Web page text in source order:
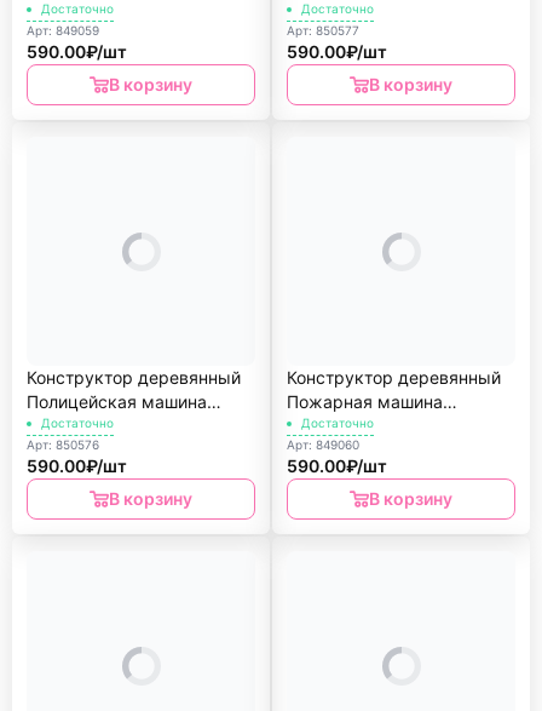
Достаточно
Арт: 849059
590.00₽/шт
В корзину
спасения
Достаточно
Арт: 850577
590.00₽/шт
В корзину
Конструктор деревянный
Полицейская машина
Службы спасения
Достаточно
Арт: 850576
590.00₽/шт
В корзину
Конструктор деревянный
Пожарная машина
Службы спасения
Достаточно
Арт: 849060
590.00₽/шт
В корзину